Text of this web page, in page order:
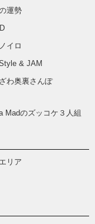
運勢
イロ
& JAM
わ奥裏さんぽ
Madのズッコケ３人組
リア